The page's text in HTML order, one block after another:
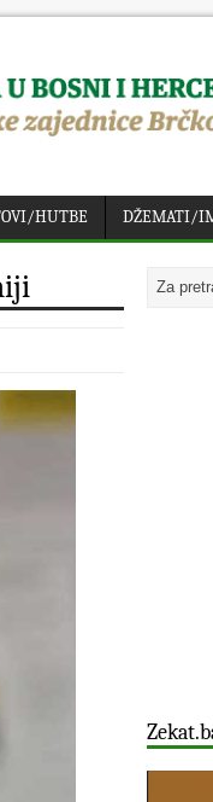
HUTBE DŽEMATI/